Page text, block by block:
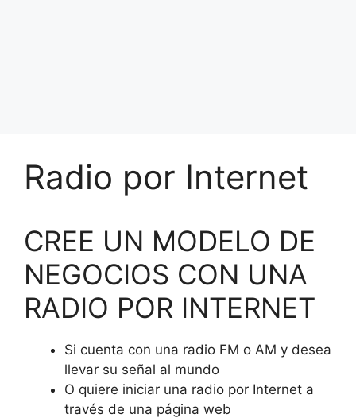
Radio por Internet
CREE UN MODELO DE
NEGOCIOS CON UNA
RADIO POR INTERNET
Si cuenta con una radio FM o AM y desea
llevar su señal al mundo
O quiere iniciar una radio por Internet a
través de una página web